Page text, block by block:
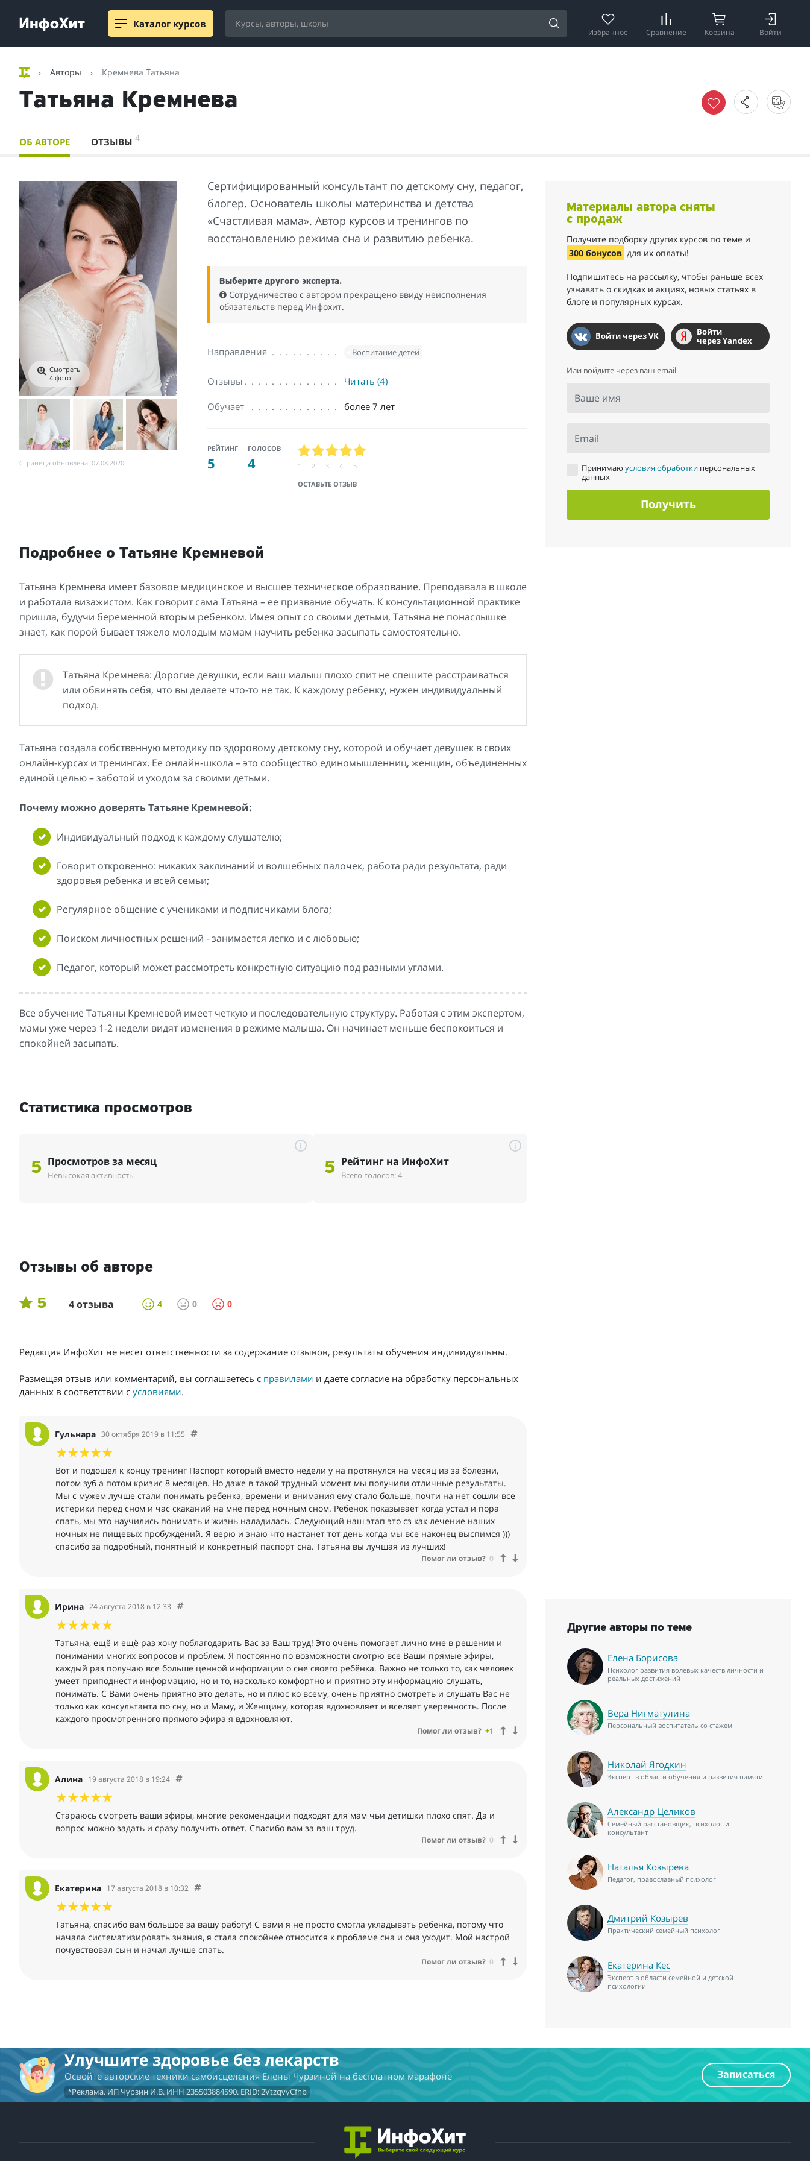
Каталог курсов
Избранное Сравнение Корзина Войти
Авторы Кремнева Татьяна
Татьяна Кремнева
ОБ АВТОРЕ ОТЗЫВЫ4
Смотреть
4 фото
Страница обновлена: 07.08.2020
Сертифицированный консультант по детскому сну, педагог,
блогер. Основатель школы материнства и детства
«Счастливая мама». Автор курсов и тренингов по
восстановлению режима сна и развитию ребенка.
Выберите другого эксперта.
Сотрудничество с автором прекращено ввиду неисполнения
обязательств перед Инфохит.
Направления Воспитание детей
Отзывы Читать (4)
Обучает более 7 лет
РЕЙТИНГ
5
ГОЛОСОВ
4
ОСТАВЬТЕ ОТЗЫВ
1 2 3 4 5
Подробнее о Татьяне Кремневой
Татьяна Кремнева имеет базовое медицинское и высшее техническое образование. Преподавала в школе
и работала визажистом. Как говорит сама Татьяна – ее призвание обучать. К консультационной практике
пришла, будучи беременной вторым ребенком. Имея опыт со своими детьми, Татьяна не понаслышке
знает, как порой бывает тяжело молодым мамам научить ребенка засыпать самостоятельно.
Татьяна Кремнева: Дорогие девушки, если ваш малыш плохо спит не спешите расстраиваться
или обвинять себя, что вы делаете что-то не так. К каждому ребенку, нужен индивидуальный
подход.
Татьяна создала собственную методику по здоровому детскому сну, которой и обучает девушек в своих
онлайн-курсах и тренингах. Ее онлайн-школа – это сообщество единомышленниц, женщин, объединенных
единой целью – заботой и уходом за своими детьми.
Почему можно доверять Татьяне Кремневой:
Индивидуальный подход к каждому слушателю;
Говорит откровенно: никаких заклинаний и волшебных палочек, работа ради результата, ради
здоровья ребенка и всей семьи;
Регулярное общение с учениками и подписчиками блога;
Поиском личностных решений - занимается легко и с любовью;
Педагог, который может рассмотреть конкретную ситуацию под разными углами.
Все обучение Татьяны Кремневой имеет четкую и последовательную структуру. Работая с этим экспертом,
мамы уже через 1-2 недели видят изменения в режиме малыша. Он начинает меньше беспокоиться и
спокойней засыпать.
Статистика просмотров
5 Просмотров за месяц
Невысокая активность
i
5 Рейтинг на ИнфоХит
Всего голосов: 4
i
Отзывы об авторе
5 4 отзыва 4 0 0
Редакция ИнфоХит не несет ответственности за содержание отзывов, результаты обучения индивидуальны.
Размещая отзыв или комментарий, вы соглашаетесь с правилами и даете согласие на обработку персональных
данных в соответствии с условиями.
Гульнара 30 октября 2019 в 11:55
Вот и подошел к концу тренинг Паспорт который вместо недели у на протянулся на месяц из за болезни,
потом зуб а потом кризис 8 месяцев. Но даже в такой трудный момент мы получили отличные результаты.
Мы с мужем лучше стали понимать ребенка, времени и внимания ему стало больше, почти на нет сошли все
истерики перед сном и час скаканий на мне перед ночным сном. Ребенок показывает когда устал и пора
спать, мы это научились понимать и жизнь наладилась. Следующий наш этап это сз как лечение наших
ночных не пищевых пробуждений. Я верю и знаю что настанет тот день когда мы все наконец выспимся )))
спасибо за подробный, понятный и конкретный паспорт сна. Татьяна вы лучшая из лучших!
Помог ли отзыв? 0
Ирина 24 августа 2018 в 12:33
Татьяна, ещё и ещё раз хочу поблагодарить Вас за Ваш труд! Это очень помогает лично мне в решении и
понимании многих вопросов и проблем. Я постоянно по возможности смотрю все Ваши прямые эфиры,
каждый раз получаю все больше ценной информации о сне своего ребёнка. Важно не только то, как человек
умеет приподнести информацию, но и то, насколько комфортно и приятно эту информацию слушать,
понимать. С Вами очень приятно это делать, но и плюс ко всему, очень приятно смотреть и слушать Вас не
только как консультанта по сну, но и Маму, и Женщину, которая вдохновляет и вселяет уверенность. После
каждого просмотренного прямого эфира я вдохновляют.
Помог ли отзыв? +1
Алина 19 августа 2018 в 19:24
Стараюсь смотреть ваши эфиры, многие рекомендации подходят для мам чьи детишки плохо спят. Да и
вопрос можно задать и сразу получить ответ. Спасибо вам за ваш труд.
Помог ли отзыв? 0
Екатерина 17 августа 2018 в 10:32
Татьяна, спасибо вам большое за вашу работу! С вами я не просто смогла укладывать ребенка, потому что
начала систематизировать знания, я стала спокойнее относится к проблеме сна и она уходит. Мой настрой
почувствовал сын и начал лучше спать.
Помог ли отзыв? 0
Материалы автора сняты
с продаж
Получите подборку других курсов по теме и
300 бонусов для их оплаты!
Подпишитесь на рассылку, чтобы раньше всех
узнавать о скидках и акциях, новых статьях в
блоге и популярных курсах.
Войти через VK
Войти
через Yandex
Или войдите через ваш email
Ваше имя
Email
Принимаюусловия обработки персональных
данных
Получить
Другие авторы по теме
Елена Борисова
Психолог развития волевых качеств личности и
реальных достижений
Вера Нигматулина
Персональный воспитатель со стажем
Николай Ягодкин
Эксперт в области обучения и развития памяти
Александр Целиков
Семейный расстановщик, психолог и
консультант
Наталья Козырева
Педагог, православный психолог
Дмитрий Козырев
Практический семейный психолог
Екатерина Кес
Эксперт в области семейной и детской
психологии
Улучшите здоровье без лекарств
Освойте авторские техники самоисцеления Елены Чурзиной на бесплатном марафоне
*Реклама. ИП Чурзин И.В. ИНН 235503884590. ERID: 2VtzqvyCfhb
Записаться